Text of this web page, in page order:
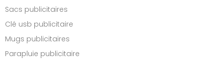
Sacs publicitaires
Clé usb publicitaire
Mugs publicitaires
Parapluie publicitaire